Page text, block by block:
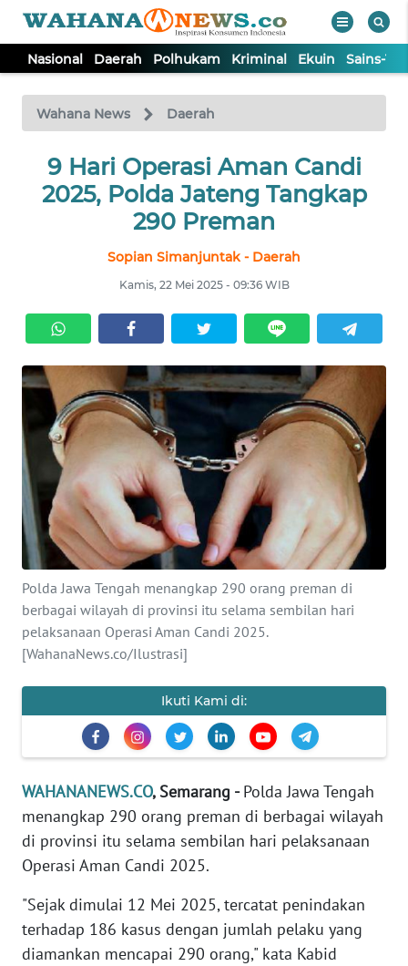
Nasional Daerah Polhukam Kriminal Ekuin Sains-
Wahana News Daerah
9 Hari Operasi Aman Candi
2025, Polda Jateng Tangkap
290 Preman
Sopian Simanjuntak - Daerah
Kamis, 22 Mei 2025 - 09:36 WIB
Polda Jawa Tengah menangkap 290 orang preman di
berbagai wilayah di provinsi itu selama sembilan hari
pelaksanaan Operasi Aman Candi 2025.
[WahanaNews.co/Ilustrasi]
Ikuti Kami di:
WAHANANEWS.CO, Semarang -Polda Jawa Tengah
menangkap 290 orang preman di berbagai wilayah
di provinsi itu selama sembilan hari pelaksanaan
Operasi Aman Candi 2025.
"Sejak dimulai 12 Mei 2025, tercatat penindakan
terhadap 186 kasus dengan jumlah pelaku yang
diamankan mencapai 290 orang," kata Kabid
TV
Tutup
NASIONAL
KRIMINAL
EKUIN
SAINS-TEKNO
KESEHATAN
INTERNASIONAL
SERBA-SERBI
PENDIDIKAN
Informasi
INDEKS
KONTAK
KAMI